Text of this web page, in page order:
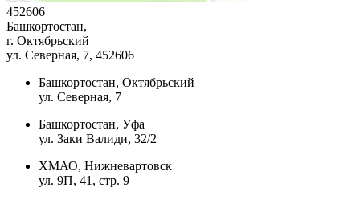
452606
Башкортостан,
г. Октябрьский
ул. Северная, 7, 452606
Башкортостан, Октябрьский
ул. Северная, 7
Башкортостан, Уфа
ул. Заки Валиди, 32/2
ХМАО, Нижневартовск
ул. 9П, 41, стр. 9